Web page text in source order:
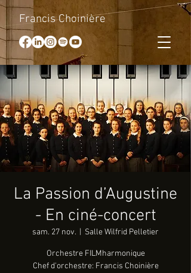
Francis Choinière
La Passion d’Augustine
- En ciné-concert
sam. 27 nov. Salle Wilfrid Pelletier
Orchestre FILMharmonique
Chef d'orchestre: Francis Choinière